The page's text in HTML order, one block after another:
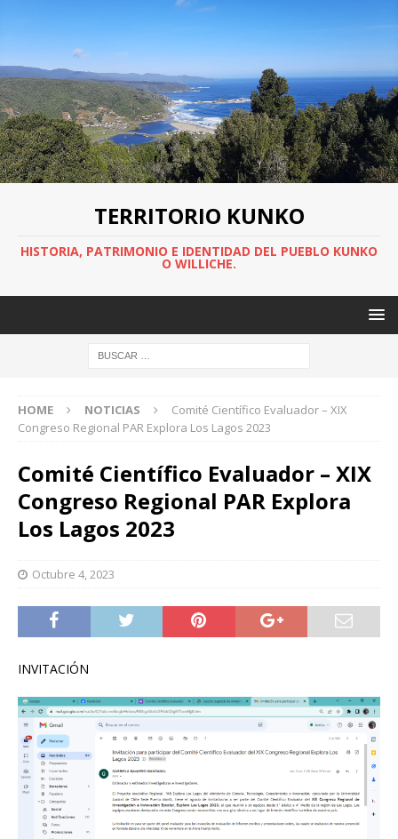
TERRITORIO KUNKO
HISTORIA, PATRIMONIO E IDENTIDAD DEL PUEBLO KUNKO
O WILLICHE.
HOME NOTICIAS
Comité Científico Evaluador – XIX
Congreso Regional PAR Explora Los Lagos 2023
Comité Científico Evaluador – XIX
Congreso Regional PAR Explora
Los Lagos 2023
Octubre 4, 2023
INVITACIÓN